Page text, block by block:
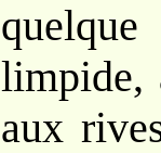
limpide,
aux